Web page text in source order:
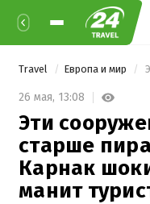
Travel Европа и мир
26 мая, 13:08
Эти
старше
Карнак
манит